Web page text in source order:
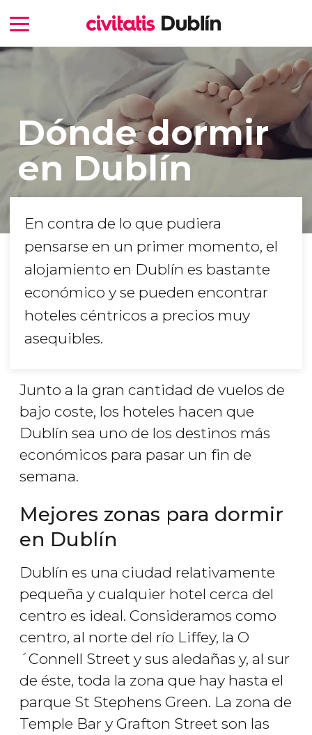
Dónde dormir
en Dublín
En contra de lo que pudiera
pensarse en un primer momento, el
alojamiento en Dublín es bastante
económico y se pueden encontrar
hoteles céntricos a precios muy
asequibles.
Junto a la gran cantidad de vuelos de
bajo coste, los hoteles hacen que
Dublín sea uno de los destinos más
económicos para pasar un fin de
semana.
Mejores zonas para dormir
en Dublín
Dublín es una ciudad relativamente
pequeña y cualquier hotel cerca del
centro es ideal. Consideramos como
centro, al norte del río Liffey, la O
´Connell Street y sus aledañas y, al sur
de éste, toda la zona que hay hasta el
parque St Stephens Green. La zona de
Temple Bar y Grafton Street son las